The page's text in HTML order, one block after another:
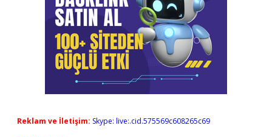
Reklam ve İletişim: Skype: live:.cid.575569c608265c69